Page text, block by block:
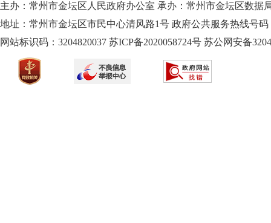
主办：常州市金坛区人民政府办公室 承办：常州市金坛区数据
地址：常州市金坛区市民中心清风路1号 政府公共服务热线号码
网站标识码：3204820037 苏ICP备2020058724号 苏公网安备